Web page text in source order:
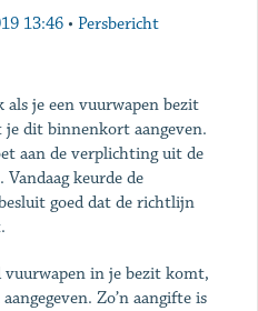
13:46 • Persbericht
als je een vuurwapen bezit
dit binnenkort aangeven.
aan de verplichting uit de
keurde de
goed dat de richtlijn
vuurwapen in je bezit komt,
Zo’n aangifte is